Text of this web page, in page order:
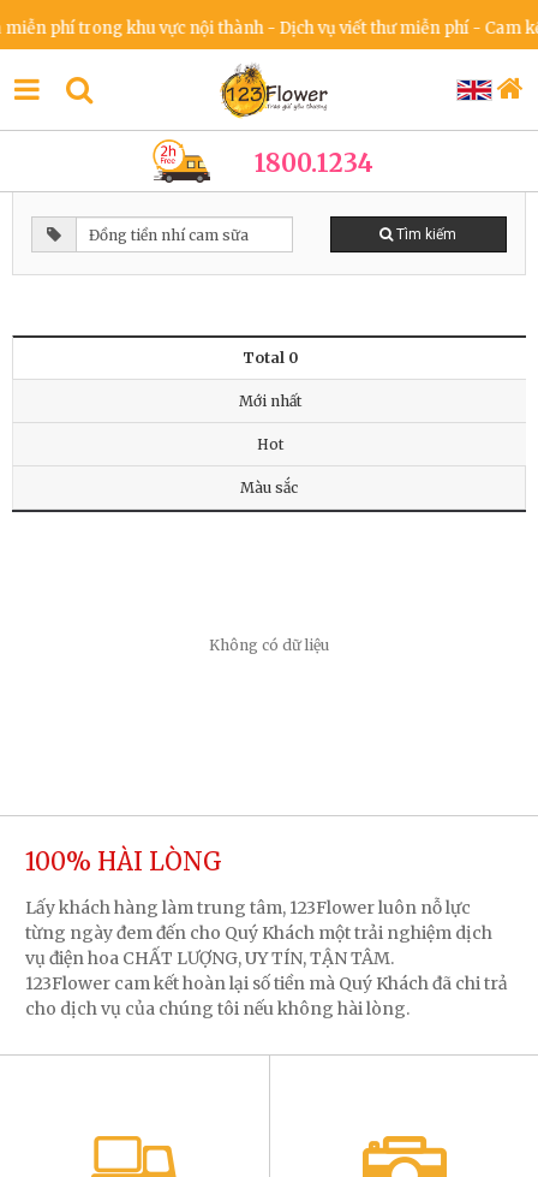
phí trong khu vực nội thành - Dịch vụ viết thư miễn phí - Cam
1800.1234
Tìm kiếm
Total 0
Mới nhất
Hot
Màu sắc
Không có dữ liệu
100% HÀI LÒNG
Lấy khách hàng làm trung tâm, 123Flower luôn nỗ lực
từng ngày đem đến cho Quý Khách một trải nghiệm dịch
vụ điện hoa CHẤT LƯỢNG, UY TÍN, TẬN TÂM.
123Flower cam kết hoàn lại số tiền mà Quý Khách đã chi trả
cho dịch vụ của chúng tôi nếu không hài lòng.